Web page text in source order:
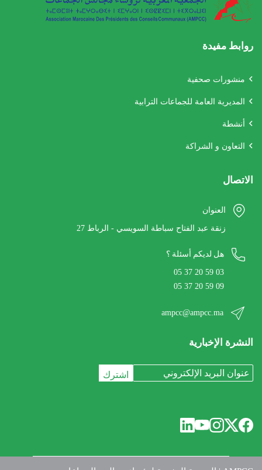
روابط مفيدة
منشورات صحفية
المديرية العامة للجماعات الترابية
أنشطة
التعاون و الشراكة
الاتصال
العنوان
27 زنقة عبد الفتاح سباطة السويسي - الرباط
هل لديكم أسئلة ؟
05 37 20 59 03
05 37 20 59 09
ampcc@ampcc.ma
النشرة الإخبارية